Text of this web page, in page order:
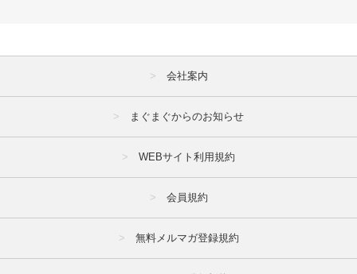
会社案内
まぐまぐからのお知らせ
WEBサイト利用規約
会員規約
無料メルマガ登録規約